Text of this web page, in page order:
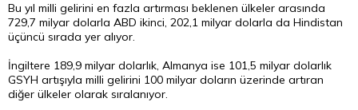
Bu yıl milli gelirini en fazla artırması beklenen ülkeler arasında
729,7 milyar dolarla ABD ikinci, 202,1 milyar dolarla da Hindistan
üçüncü sırada yer alıyor.
İngiltere 189,9 milyar dolarlık, Almanya ise 101,5 milyar dolarlık
GSYH artışıyla milli gelirini 100 milyar doların üzerinde artıran
diğer ülkeler olarak sıralanıyor.